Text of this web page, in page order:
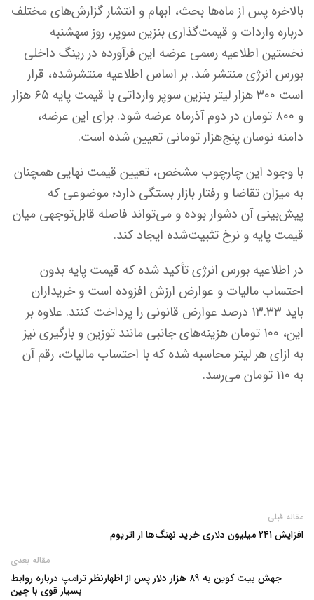
بالاخره پس از ماه‌ها بحث، ابهام و انتشار گزارش‌های مختلف
درباره واردات و قیمت‌گذاری بنزین سوپر، روز سه‎شنبه
نخستین اطلاعیه رسمی عرضه این فرآورده در رینگ داخلی
بورس انرژی منتشر شد. بر اساس اطلاعیه منتشرشده، قرار
است ۳۰۰ هزار لیتر بنزین سوپر وارداتی با قیمت پایه ۶۵ هزار
و ۸۰۰ تومان در دوم آذرماه عرضه شود. برای این عرضه،
دامنه نوسان پنج‌هزار تومانی تعیین شده است.
با وجود این چارچوب مشخص، تعیین قیمت نهایی همچنان
به میزان تقاضا و رفتار بازار بستگی دارد؛ موضوعی که
پیش‌بینی آن دشوار بوده و می‌تواند فاصله قابل‌توجهی میان
قیمت پایه و نرخ تثبیت‌شده ایجاد کند.
در اطلاعیه بورس انرژی تأکید شده که قیمت پایه بدون
احتساب مالیات و عوارض ارزش افزوده است و خریداران
باید ۱۳.۳۳ درصد عوارض قانونی را پرداخت کنند. علاوه بر
این، ۱۰۰ تومان هزینه‌های جانبی مانند توزین و بارگیری نیز
به ازای هر لیتر محاسبه شده که با احتساب مالیات، رقم آن
به ۱۱۰ تومان می‌رسد.
مقاله قبلی
افزایش ۲۴۱ میلیون دلاری خرید نهنگ‌ها از اتریوم
مقاله بعدی
جهش بیت‌ کوین به ۸۹ هزار دلار پس از اظهارنظر ترامپ درباره روابط
بسیار قوی با چین